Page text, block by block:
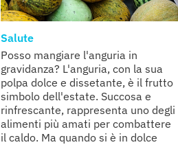
Salute
Posso mangiare l'anguria in
gravidanza? L'anguria, con la sua
polpa dolce e dissetante, è il frutto
simbolo dell'estate. Succosa e
rinfrescante, rappresenta uno degli
alimenti più amati per combattere
il caldo. Ma quando si è in dolce